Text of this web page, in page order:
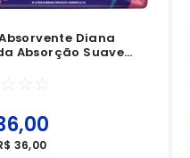
Diana
Absorção Suave
☆ ☆ ☆
,00
36,00